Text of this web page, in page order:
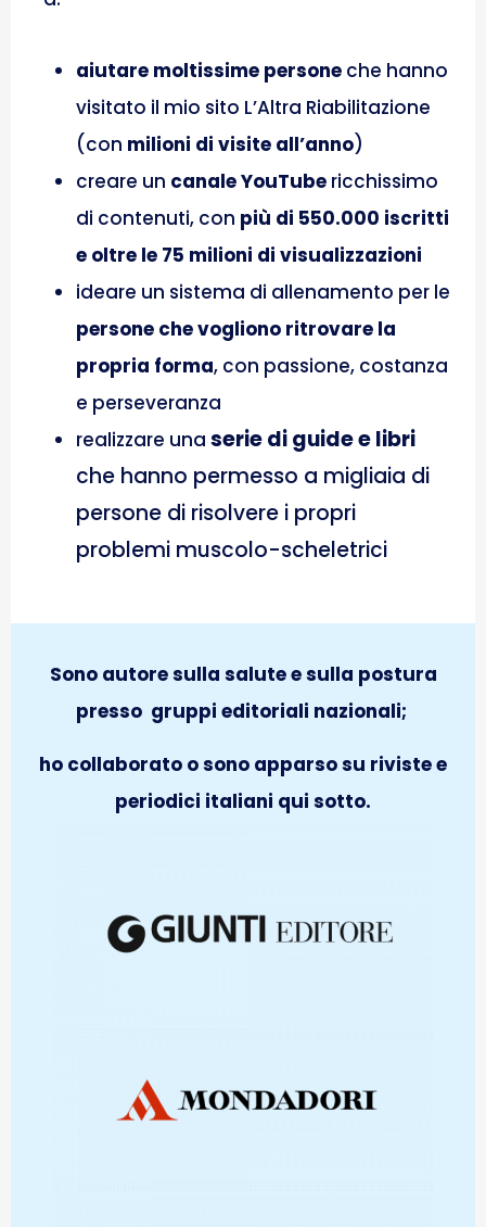
aiutare moltissime persone che hanno
visitato il mio sito L’Altra Riabilitazione
(con milioni di visite all’anno)
creare un canale YouTube ricchissimo
di contenuti, con più di 550.000 iscritti
e oltre le 75 milioni di visualizzazioni
ideare un sistema di allenamento per le
persone che vogliono ritrovare la
propria forma, con passione, costanza
e perseveranza
realizzare una serie di guide e libri
che hanno permesso a migliaia di
persone di risolvere i propri
problemi muscolo-scheletrici
Sono autore sulla salute e sulla postura
presso gruppi editoriali nazionali;
ho collaborato o sono apparso su riviste e
periodici italiani qui sotto.